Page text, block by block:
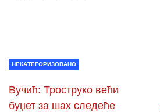
НЕКАТЕГОРИЗОВАНО
Вучић: Троструко већи
буџет за шах следеће